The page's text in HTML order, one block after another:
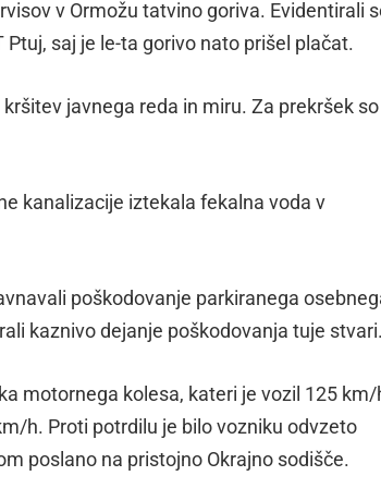
v Ormožu tatvino goriva. Evidentirali
Ptuj, saj je le-ta gorivo nato prišel plačat.
javnega reda in miru. Za prekršek so
kanalizacije iztekala fekalna voda v
poškodovanje parkiranega
kaznivo dejanje poškodovanja tuje stvari.
motornega kolesa, kateri je vozil 125 km/
h. Proti potrdilu je bilo vozniku odvzeto
poslano na pristojno Okrajno sodišče.